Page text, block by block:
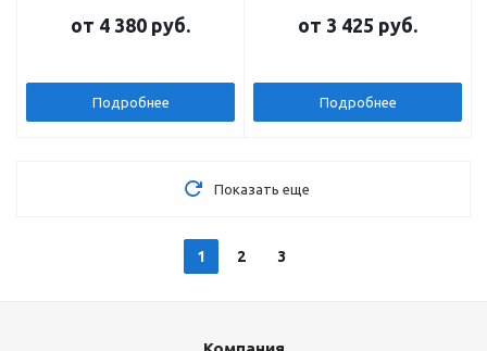
от 4 380 руб.
Подробнее
от 3 425 руб.
Подробнее
Показать еще
1 2 3